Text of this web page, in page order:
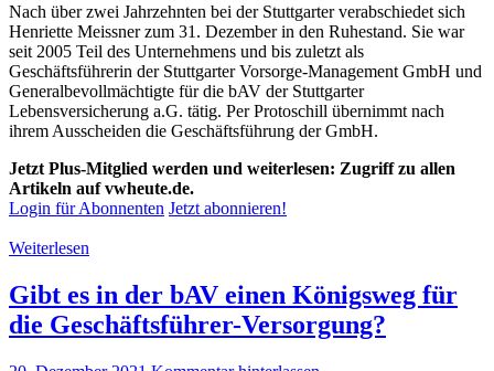
Nach über zwei Jahrzehnten bei der Stuttgarter verabschiedet sich
Henriette Meissner zum 31. Dezember in den Ruhestand. Sie war
seit 2005 Teil des Unternehmens und bis zuletzt als
Geschäftsführerin der Stuttgarter Vorsorge-Management GmbH und
Generalbevollmächtigte für die bAV der Stuttgarter
Lebensversicherung a.G. tätig. Per Protoschill übernimmt nach
ihrem Ausscheiden die Geschäftsführung der GmbH.
Jetzt Plus-Mitglied werden und weiterlesen: Zugriff zu allen
Artikeln auf vwheute.de.
Login für Abonnenten Jetzt abonnieren!
Weiterlesen
Gibt es in der bAV einen Königsweg für
die Geschäftsführer-Versorgung?